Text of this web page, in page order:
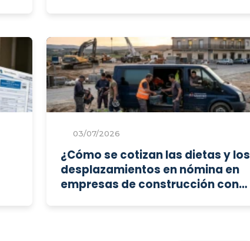
03/07/2026
¿Cómo se cotizan las dietas y los
desplazamientos en nómina en
empresas de construcción con